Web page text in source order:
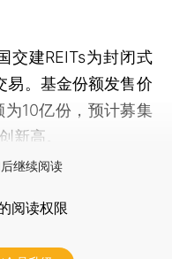
建REITs为封闭式
易。基金份额发售价
10亿份，预计募集
新高。
继续阅读
阅读权限